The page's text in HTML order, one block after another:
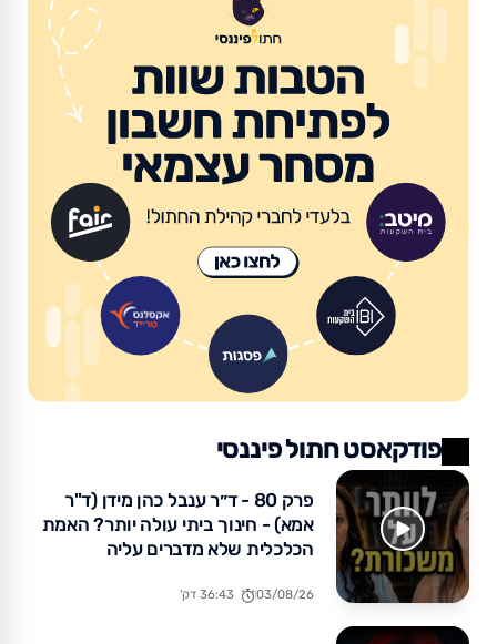
פודקאסט חתול פיננסי
פרק 80 - ד״ר ענבל כהן מידן (ד"ר
אמא) - חינוך ביתי עולה יותר? האמת
הכלכלית שלא מדברים עליה
03/08/26 36:43 דק'